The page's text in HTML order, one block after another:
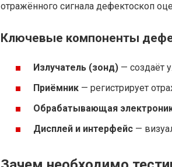
отражённого сигнала дефектоскоп
Ключевые компоненты
Излучатель (зонд) — создаёт
Приёмник — регистрирует
Обрабатывающая
Дисплей и интерфейс —